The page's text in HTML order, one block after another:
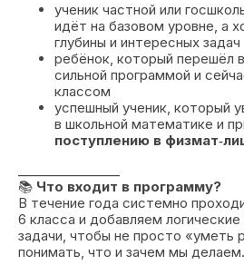
ученик частной или
идёт на базовом уровне, а
глубины и интересных задач
ребёнок, который перешёл
сильной программой и
классом
успешный ученик, который
в школьной математике и
поступлению в
📚 Что входит в программу?
В течение года системно
6 класса и добавляем
задачи, чтобы не просто «уметь
понимать, что и зачем мы делаем.